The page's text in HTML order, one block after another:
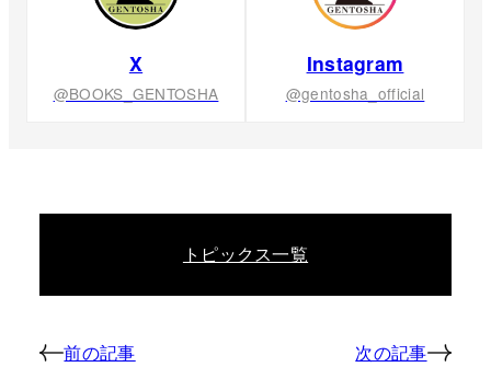
X
@BOOKS_GENTOSHA
Instagram
@gentosha_official
前の記事
トピックス一覧
次の記事